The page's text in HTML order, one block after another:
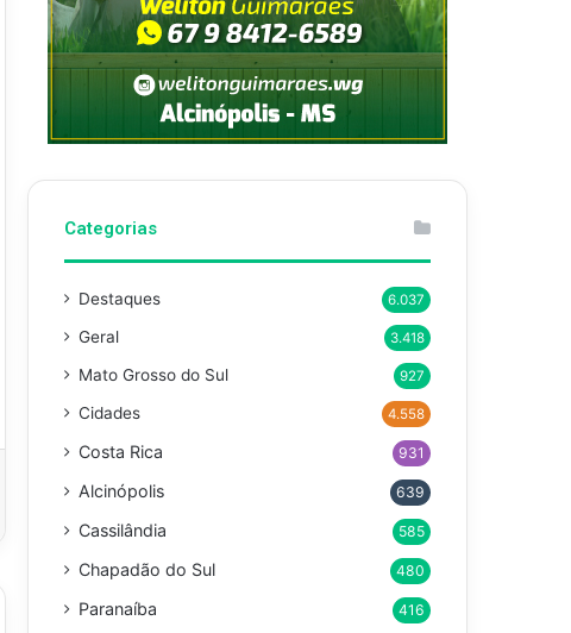
Categorias
Destaques 6.037
Geral 3.418
Mato Grosso do Sul 927
Cidades 4.558
Costa Rica 931
Alcinópolis 639
Cassilândia 585
Chapadão do Sul 480
Paranaíba 416